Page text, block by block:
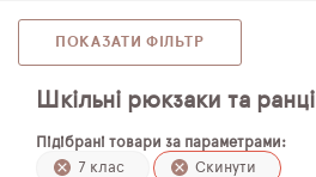
ПЕНАЛИ
МІШКИ ДЛЯ ВЗУТТЯ
ПЛЯШКИ ДЛЯ ВОДИ
ПОКАЗАТИ ФІЛЬТР
Шкільні рюкзаки та ранці
Підібрані товари за параметрами:
7 клас
Скинути